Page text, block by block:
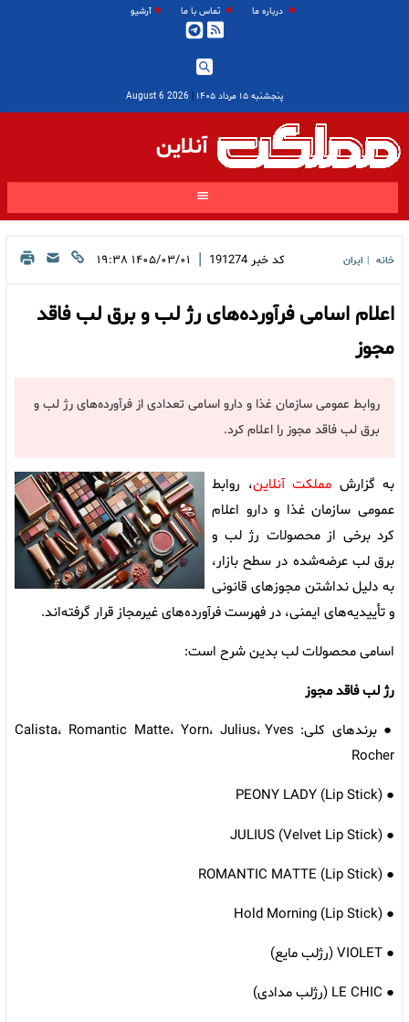
درباره ما تماس با ما آرشیو
پنجشنبه ۱۵ مرداد ۱۴۰۵ |
2026 August 6
آنلاین
خانه ایران کد خبر 191274
| ۱۴۰۵/۰۳/۰۱ ۱۹:۳۸
اعلام اسامی فرآورده‌های رژ لب و برق لب فاقد
مجوز
روابط عمومی سازمان غذا و دارو اسامی تعدادی از فرآورده‌های رژ لب و
برق لب فاقد مجوز را اعلام کرد.
به گزارش مملکت آنلاین، روابط
عمومی سازمان غذا و دارو اعلام
کرد برخی از محصولات رژ لب و
برق لب عرضه‌شده در سطح بازار،
به دلیل نداشتن مجوزهای قانونی
و تأییدیه‌های ایمنی، در فهرست فرآورده‌های غیرمجاز قرار گرفته‌اند.
اسامی محصولات لب بدین شرح است:
رژ لب فاقد مجوز​
● برندهای کلی: Calista، Romantic Matte، Yorn، Julius، Yves
Rocher
● PEONY LADY (Lip Stick)
● JULIUS (Velvet Lip Stick)
● ROMANTIC MATTE (Lip Stick)
● Hold Morning (Lip Stick)
● VIOLET (رژلب مایع)
● LE CHIC (رژلب مدادی)